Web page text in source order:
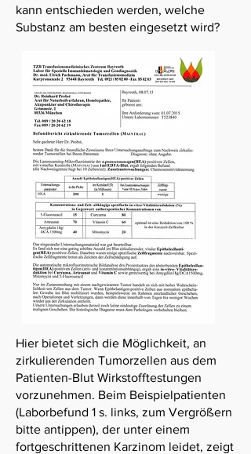
kann entschieden werden, welche
Substanz am besten eingesetzt wird?
Hier bietet sich die Möglichkeit, an
zirkulierenden Tumorzellen aus dem
Patienten-Blut Wirkstofftestungen
vorzunehmen. Beim Beispielpatienten
(Laborbefund 1 s. links, zum Vergrößern
bitte antippen), der unter einem
fortgeschrittenen Karzinom leidet, zeigt